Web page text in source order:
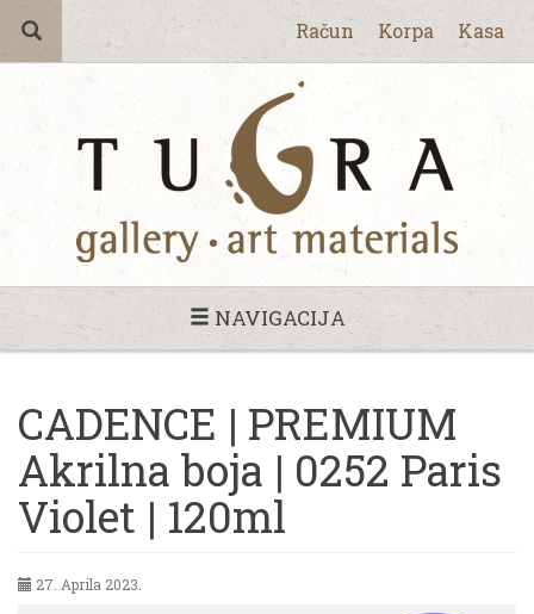
Račun Korpa Kasa
NAVIGACIJA
CADENCE | PREMIUM
Akrilna boja | 0252 Paris
Violet | 120ml
27. Aprila 2023.